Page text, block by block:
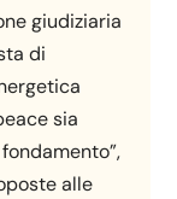
giudiziaria
di
sia
alle